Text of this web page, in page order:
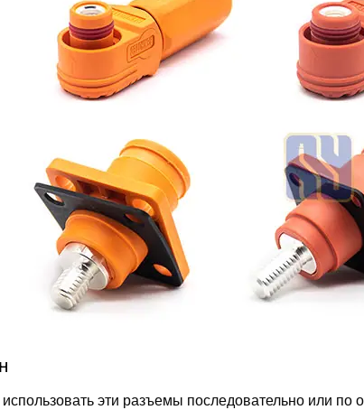
использовать эти разъемы последовательно или